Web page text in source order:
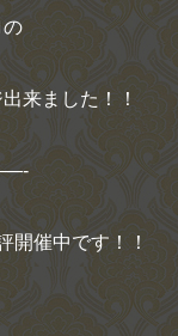
の
来ました！！
開催中です！！